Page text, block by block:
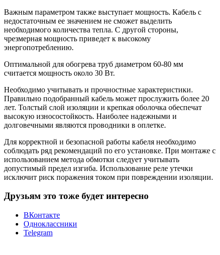
Важным параметром также выступает мощность. Кабель с
недостаточным ее значением не сможет выделить
необходимого количества тепла. С другой стороны,
чрезмерная мощность приведет к высокому
энергопотреблению.
Оптимальной для обогрева труб диаметром 60-80 мм
считается мощность около 30 Вт.
Необходимо учитывать и прочностные характеристики.
Правильно подобранный кабель может прослужить более 20
лет. Толстый слой изоляции и крепкая оболочка обеспечат
высокую износостойкость. Наиболее надежными и
долговечными являются проводники в оплетке.
Для корректной и безопасной работы кабеля необходимо
соблюдать ряд рекомендаций по его установке. При монтаже с
использованием метода обмотки следует учитывать
допустимый предел изгиба. Использование реле утечки
исключит риск поражения током при повреждении изоляции.
Друзьям это тоже будет интересно
ВКонтакте
Одноклассники
Telegram